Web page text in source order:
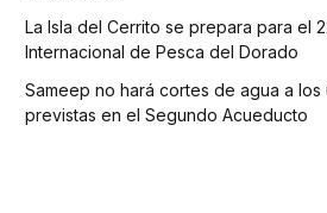
La Isla del Cerrito se prepara para el
Internacional de Pesca del Dorado
Sameep no hará cortes de agua a los
previstas en el Segundo Acueducto